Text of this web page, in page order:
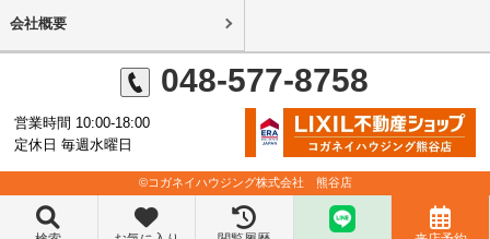
会社概要
048-577-8758
営業時間 10:00-18:00
定休日 毎週水曜日
©コガネイハウジング株式会社 熊谷店